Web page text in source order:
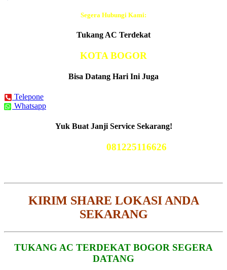
Segera Hubungi Kami:
Tukang AC Terdekat
KOTA BOGOR
Bisa Datang Hari Ini Juga
Telepone
Whatsapp
Yuk Buat Janji Service Sekarang!
081225116626
KIRIM SHARE LOKASI ANDA
SEKARANG
TUKANG AC TERDEKAT BOGOR SEGERA
DATANG